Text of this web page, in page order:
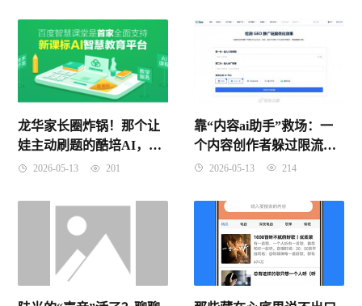
龙华家长圈炸锅！那个让
娃主动刷题的酷培AI，总
代理竟然藏在这条老街上
2026-05-13 201
靠“内容ai助手”救场：一
个内容创作者躲过限流、
降权和秃头的真实经历
2026-05-13 214